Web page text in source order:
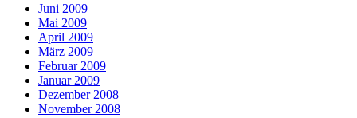
Juni 2009
Mai 2009
April 2009
März 2009
Februar 2009
Januar 2009
Dezember 2008
November 2008